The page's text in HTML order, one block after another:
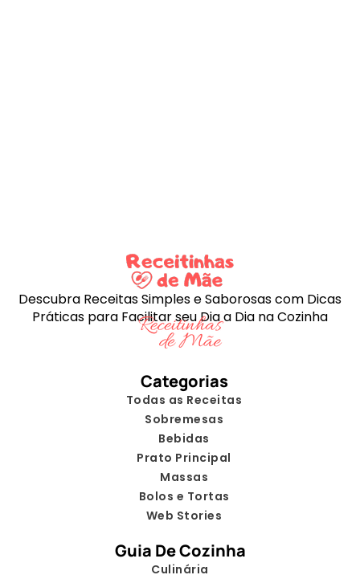
Descubra Receitas Simples e Saborosas com Dicas
Práticas para Facilitar seu Dia a Dia na Cozinha
Categorias
Todas as Receitas
Sobremesas
Bebidas
Prato Principal
Massas
Bolos e Tortas
Web Stories
Guia De Cozinha
Culinária